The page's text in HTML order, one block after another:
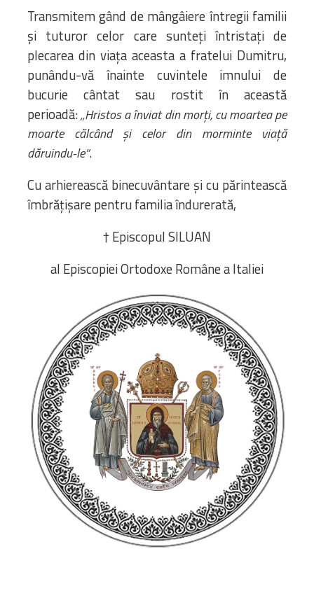
Transmitem gând de mângâiere întregii familii
și tuturor celor care sunteți întristați de
plecarea din viața aceasta a fratelui Dumitru,
punându-vă înainte cuvintele imnului de
bucurie cântat sau rostit în această
perioadă:„Hristos a înviat din morți, cu moartea pe
moarte călcând și celor din morminte viață
dăruindu-le”.
Cu arhierească binecuvântare și cu părintească
îmbrățișare pentru familia îndurerată,
† Episcopul SILUAN
al Episcopiei Ortodoxe Române a Italiei